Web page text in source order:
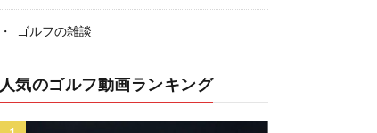
ゴルフの雑談
人気のゴルフ動画ランキング